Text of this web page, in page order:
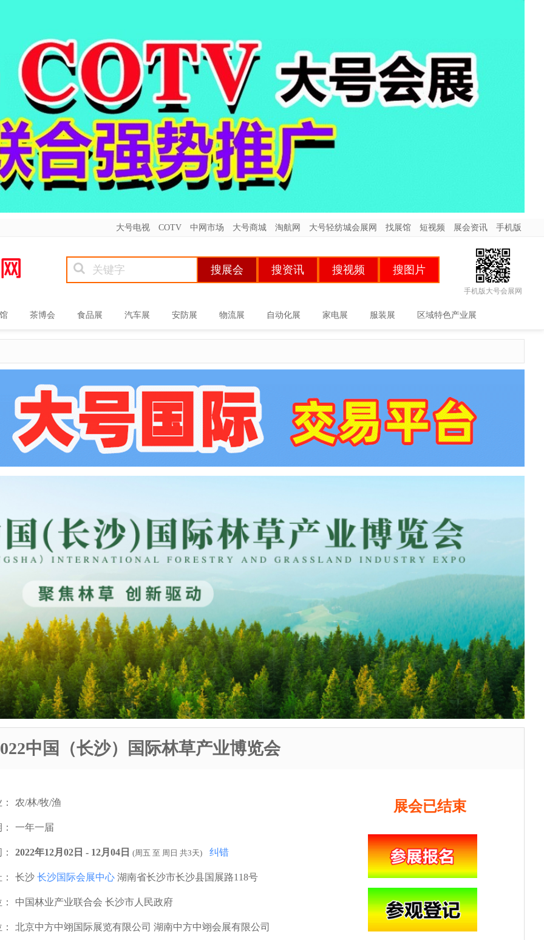
大号电视 COTV 中网市场 大号商城 淘航网 大号轻纺城会展网 找展馆 短视频 展会资讯 手机版
手机版大号会展网
茶博会 食品展 汽车展 安防展 物流展 自动化展 家电展 服装展 区域特色产业展
中国（长沙）国际林草产业博览会
农/林/牧/渔
一年一届
2022年12月02日 - 12月04日 (周五 至 周日 共3天) 纠错
长沙 长沙国际会展中心 湖南省长沙市长沙县国展路118号
中国林业产业联合会 长沙市人民政府
北京中方中翊国际展览有限公司 湖南中方中翊会展有限公司
展会已结束